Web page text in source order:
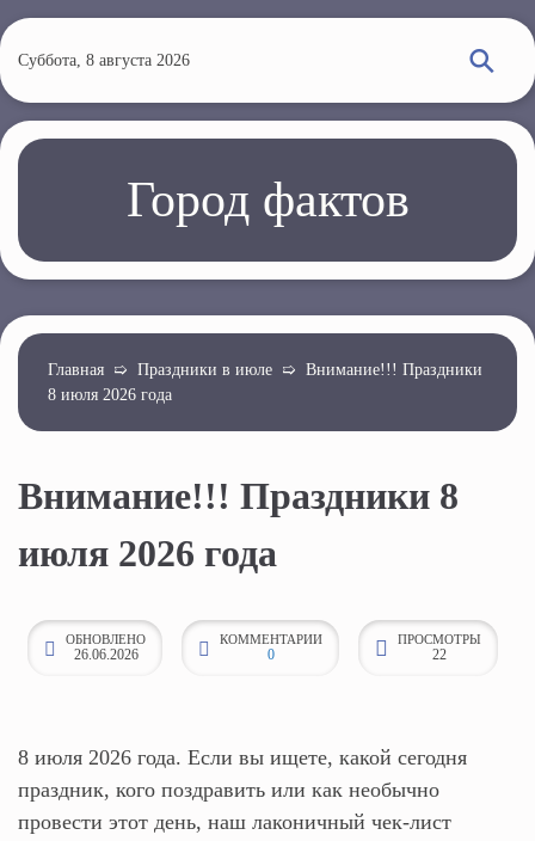
е
р
й
о
н
Суббота, 8 августа 2026
Город фактов
Главная ➯ Праздники в июле ➯ Внимание!!! Праздники
8 июля 2026 года
Внимание!!! Праздники 8
июля 2026 года
ОБНОВЛЕНО
26.06.2026
КОММЕНТАРИИ
0
ПРОСМОТРЫ
22
8 июля 2026 года. Если вы ищете, какой сегодня
праздник, кого поздравить или как необычно
провести этот день, наш лаконичный чек-лист